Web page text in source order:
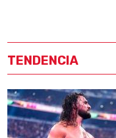
TENDENCIA